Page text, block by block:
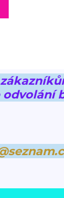
odvolání